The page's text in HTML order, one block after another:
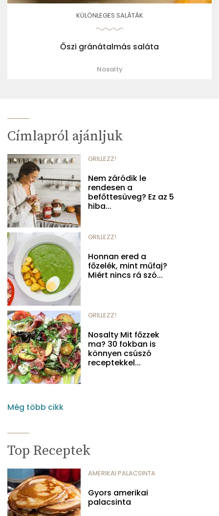
KÜLÖNLEGES SALÁTÁK
Őszi gránátalmás saláta
Nosalty
Címlapról ajánljuk
GRILLEZZ!
Nem záródik le
rendesen a
befőttesüveg? Ez az 5
hiba...
GRILLEZZ!
Honnan ered a
főzelék, mint műfaj?
Miért nincs rá szó...
GRILLEZZ!
Nosalty Mit főzzek
ma? 30 fokban is
könnyen csúszó
receptekkel...
Még több cikk
Top Receptek
AMERIKAI PALACSINTA
Gyors amerikai
palacsinta